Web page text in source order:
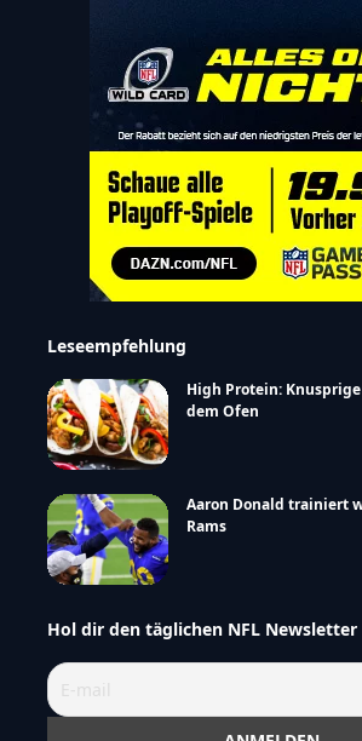
Leseempfehlung
High Protein: Knusprige
dem Ofen
Aaron Donald trainiert
Rams
Hol dir den täglichen NFL Newsletter